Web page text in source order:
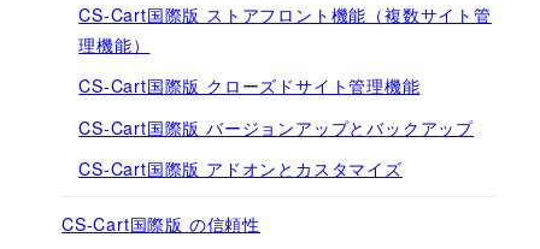
CS-Cart国際版 ストアフロント機能（複数サイト管
理機能）
CS-Cart国際版 クローズドサイト管理機能
CS-Cart国際版 バージョンアップとバックアップ
CS-Cart国際版 アドオンとカスタマイズ
CS-Cart国際版 の信頼性